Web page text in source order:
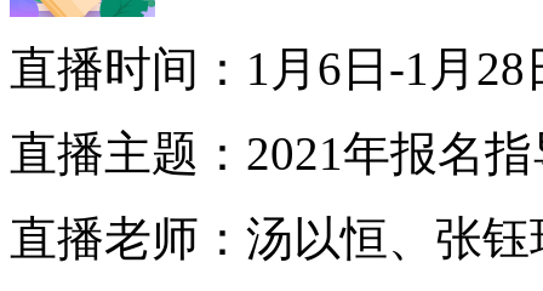
直播时间：1月6日-1月28
直播主题：2021年报名
直播老师：汤以恒、张